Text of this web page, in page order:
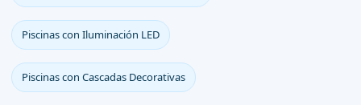
Piscinas con Iluminación LED
Piscinas con Cascadas Decorativas